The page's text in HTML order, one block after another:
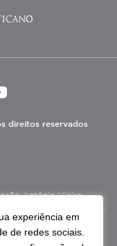
direitos reservados
Antônio Vieira
lucrativos, filantrópica,
beneficente, certificada
(CEBAS), nas áreas
experiência em
de redes sociais.